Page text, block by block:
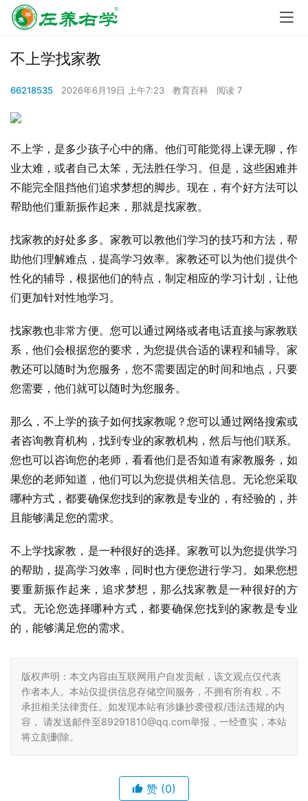
不上学找家教
66218535 2026年6月19日 上午7:23 教育百科 阅读 7
不上学，是多少孩子心中的痛。他们可能觉得上课无聊，作
业太难，或者自己太笨，无法胜任学习。但是，这些困难并
不能完全阻挡他们追求梦想的脚步。现在，有个好方法可以
帮助他们重新振作起来，那就是找家教。
找家教的好处多多。家教可以教他们学习的技巧和方法，帮
助他们理解难点，提高学习效率。家教还可以为他们提供个
性化的辅导，根据他们的特点，制定相应的学习计划，让他
们更加针对性地学习。
找家教也非常方便。您可以通过网络或者电话直接与家教联
系，他们会根据您的要求，为您提供合适的课程和辅导。家
教还可以随时为您服务，您不需要固定的时间和地点，只要
您需要，他们就可以随时为您服务。
那么，不上学的孩子如何找家教呢？您可以通过网络搜索或
者咨询教育机构，找到专业的家教机构，然后与他们联系。
您也可以咨询您的老师，看看他们是否知道有家教服务，如
果您的老师知道，他们可以为您提供相关信息。无论您采取
哪种方式，都要确保您找到的家教是专业的，有经验的，并
且能够满足您的需求。
不上学找家教，是一种很好的选择。家教可以为您提供学习
的帮助，提高学习效率，同时也方便您进行学习。如果您想
要重新振作起来，追求梦想，那么找家教是一种很好的方
式。无论您选择哪种方式，都要确保您找到的家教是专业
的，能够满足您的需求。
版权声明：本文内容由互联网用户自发贡献，该文观点仅代表
作者本人。本站仅提供信息存储空间服务，不拥有所有权，不
承担相关法律责任。如发现本站有涉嫌抄袭侵权/违法违规的内
容， 请发送邮件至89291810@qq.com举报，一经查实，本站
将立刻删除。
赞 (0)